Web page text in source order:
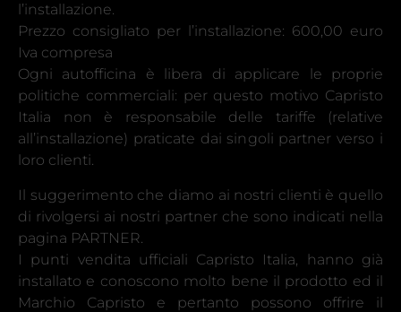
l’installazione.
Prezzo consigliato per l’installazione: 600,00 euro
Iva compresa
Ogni autofficina è libera di applicare le proprie
politiche commerciali: per questo motivo Capristo
Italia non è responsabile delle tariffe (relative
all’installazione) praticate dai singoli partner verso i
loro clienti.
Il suggerimento che diamo ai nostri clienti è quello
di rivolgersi ai nostri partner che sono indicati nella
pagina PARTNER.
I punti vendita ufficiali Capristo Italia, hanno già
installato e conoscono molto bene il prodotto ed il
Marchio Capristo e pertanto possono offrire il